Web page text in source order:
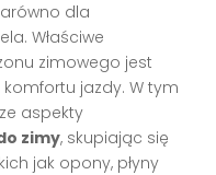
dla
Właściwe
zimowego jest
jazdy. W tym
aspekty
zimy, skupiając się
jak opony, płyny